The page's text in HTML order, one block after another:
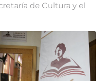
de Cultura y el